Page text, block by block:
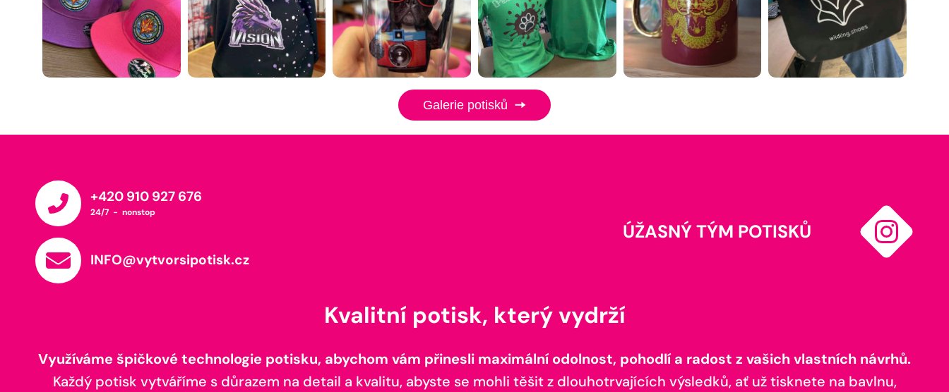
Galerie potisků
+420 910 927 676
24/7 - nonstop
INFO@vytvorsipotisk.cz
ÚŽASNÝ TÝM POTISKŮ
Kvalitní potisk, který vydrží
Využíváme špičkové technologie potisku, abychom vám přinesli maximální odolnost, pohodlí a radost z vašich vlastních návrhů.
Každý potisk vytváříme s důrazem na detail a kvalitu, abyste se mohli těšit z dlouhotrvajících výsledků, ať už tisknete na bavlnu,